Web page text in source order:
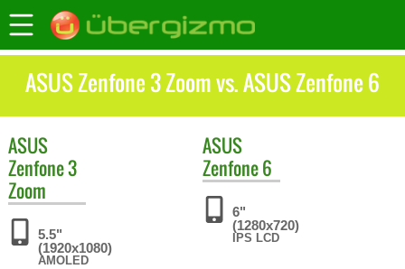
ASUS Zenfone 3 Zoom vs. ASUS Zenfone 6
ASUS
Zenfone 3
Zoom
5.5"
(1920x1080)
AMOLED
ASUS
Zenfone 6
6"
(1280x720)
IPS LCD